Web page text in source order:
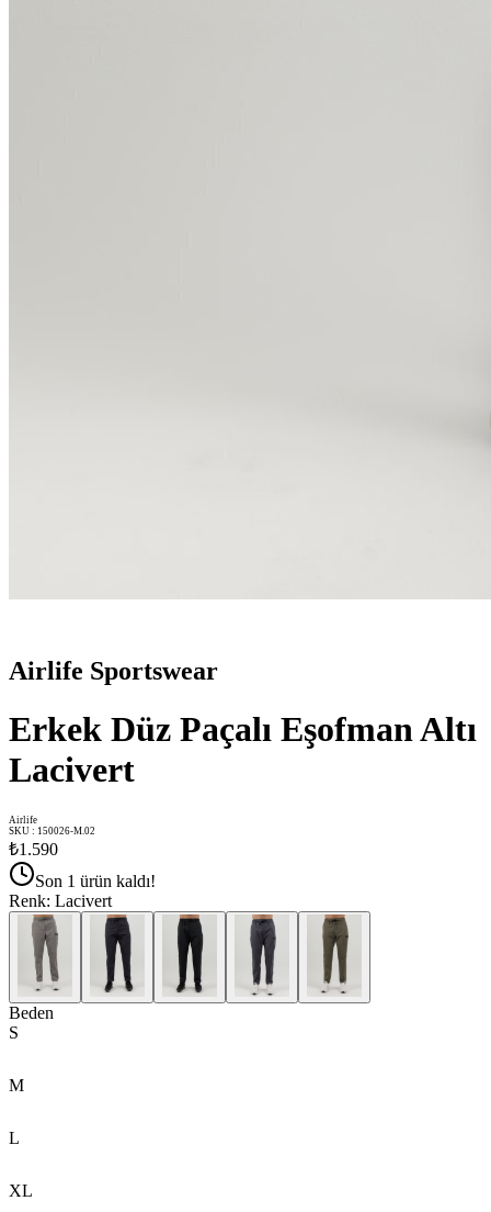
Airlife Sportswear
Erkek Düz Paçalı Eşofman Altı
Lacivert
Airlife
SKU : 150026-M.02
₺1.590
Son 1 ürün kaldı!
Renk: Lacivert
Beden
S
M
L
XL